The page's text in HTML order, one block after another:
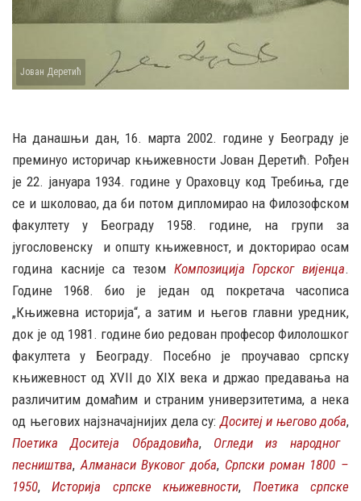
Јован Деретић
На данашњи дан, 16. марта 2002. године у Београду је
преминуо историчар књижевности Јован Деретић. Рођен
је 22. јануара 1934. године у Ораховцу код Требиња, где
се и школовао, да би потом дипломирао на Филозофском
факултету у Београду 1958. године, на групи за
југословенску и општу књижевност, и докторирао осам
година касније са тезом Композиција Горског вијенца.
Године 1968. био је један од покретача часописа
„Књижевна историја“, а затим и његов главни уредник,
док је од 1981. године био редован професор Филолошког
факултета у Београду. Посебно је проучавао српску
књижевност од XVII до XIX века и држао предавања на
различитим домаћим и страним универзитетима, а нека
од његових најзначајнијих дела су: Доситеј и његово доба,
Поетика Доситеја Обрадовића,Огледи из народног
песништва, Алманаси Вуковог доба, Српски роман 1800 –
1950, Историја српске књижевности, Поетика српске